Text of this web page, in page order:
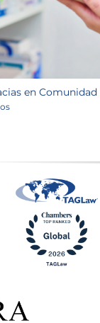
en Comunidad